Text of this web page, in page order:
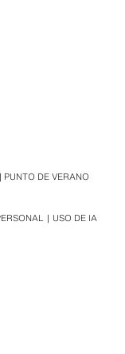
USO DE IA
PUNTO DE VERANO